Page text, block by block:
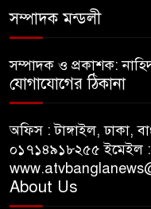
সম্পাদক মন্ডলী
সম্পাদক ও প্রকাশক:
যোগাযোগের ঠিকানা
অফিস : টাঙ্গাইল, ঢাকা,
০১৭১৪৯১৮২৫৫ ইমেইল :
About Us